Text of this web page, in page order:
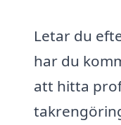
Letar du
har du
att hitta